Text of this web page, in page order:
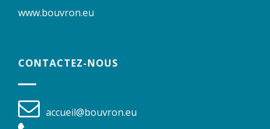
www.bouvron.eu
CONTACTEZ-NOUS
accueil@bouvron.eu